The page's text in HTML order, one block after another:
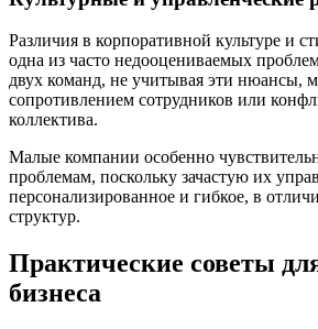
Различия в корпоративной культуре и
одна из часто недооцениваемых
двух команд, не учитывая эти нюансы,
сопротивлением сотрудников или
коллектива.
Малые компании особенно
проблемам, поскольку зачастую их
персонализированное и гибкое, в
структур.
Практические советы
бизнеса